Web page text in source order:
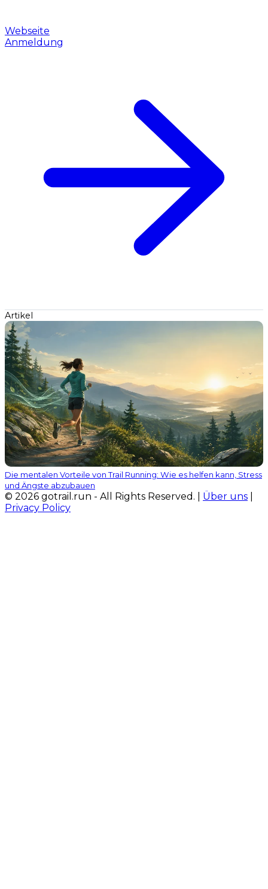
Webseite
Anmeldung
Artikel
Die mentalen Vorteile von Trail Running: Wie es helfen kann, Stress
und Ängste abzubauen
© 2026 gotrail.run - All Rights Reserved. | Über uns
Privacy Policy